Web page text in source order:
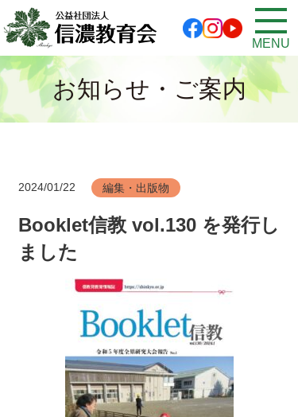
MENU
お知らせ・ご案内
2024/01/22 編集・出版物
Booklet信教 vol.130 を発行し
ました